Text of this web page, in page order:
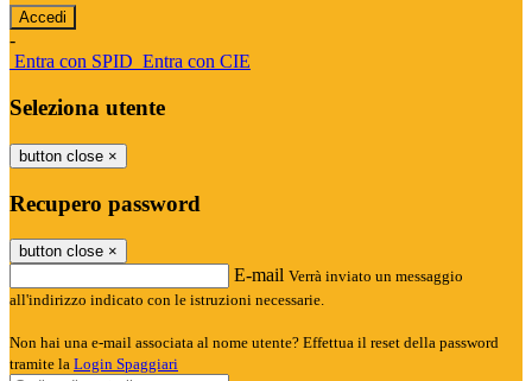
-
Entra con SPID Entra con CIE
Seleziona utente
button close ×
Recupero password
button close ×
E-mail Verrà inviato un messaggio
all'indirizzo indicato con le istruzioni necessarie.
Non hai una e-mail associata al nome utente? Effettua il reset della password
tramite la Login Spaggiari